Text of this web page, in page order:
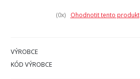
(0x) Ohodnotit tento produkt
VÝROBCE
KÓD VÝROBCE